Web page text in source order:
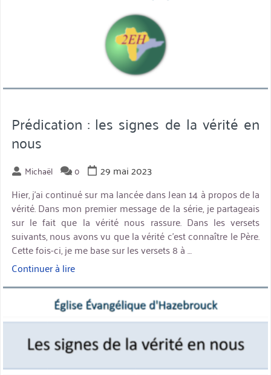
Prédication : les signes de la vérité en
nous
Michaël 0
29 mai 2023
Hier, j’ai continué sur ma lancée dans Jean 14 à propos de la
vérité. Dans mon premier message de la série, je partageais
sur le fait que la vérité nous rassure. Dans les versets
suivants, nous avons vu que la vérité c’est connaître le Père.
Cette fois-ci, je me base sur les versets 8 à …
Continuer à lire« Prédication
signes
de
la
vérité
miniature